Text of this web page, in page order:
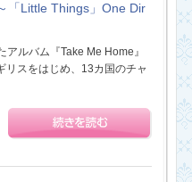
「Little Things」One Dir
ルバム『Take Me Home』
リスをはじめ、13カ国のチャ